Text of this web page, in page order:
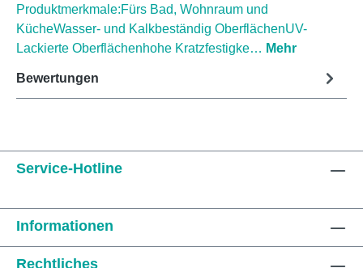
Produktmerkmale:Fürs Bad, Wohnraum und
KücheWasser- und Kalkbeständig OberflächenUV-
Lackierte Oberflächenhohe Kratzfestigke… Mehr
Bewertungen
Service-Hotline
Informationen
Rechtliches